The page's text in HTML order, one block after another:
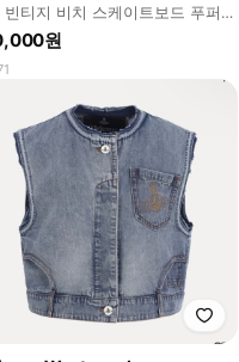
빈티지 비치 스케이트보드 푸퍼
트
원